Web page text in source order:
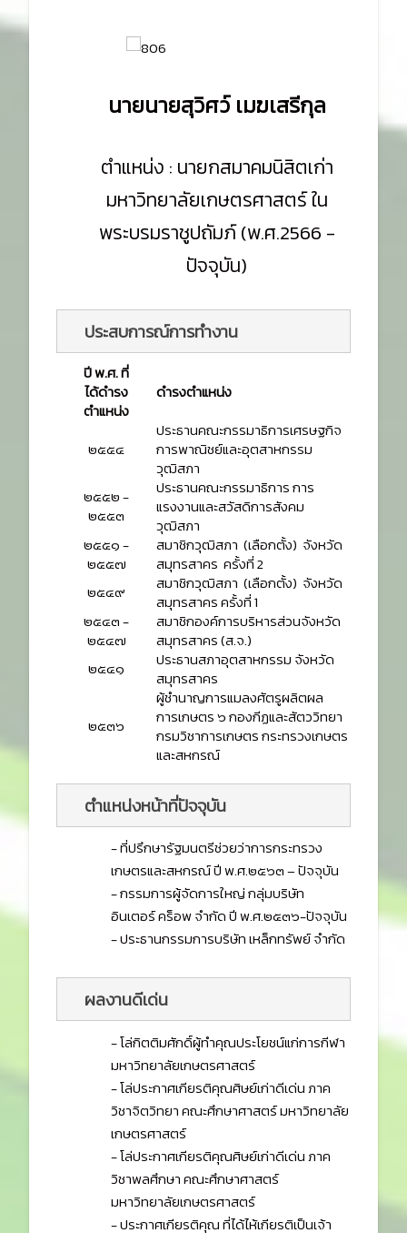
นายนายสุวิศว์ เมฆเสรีกุล
ตำแหน่ง : นายกสมาคมนิสิตเก่า
มหาวิทยาลัยเกษตรศาสตร์ ใน
พระบรมราชูปถัมภ์ (พ.ศ.2566 -
ปัจจุบัน)
ประสบการณ์การทำงาน
ปี พ.ศ. ที่
ได้ดำรง
ตำแหน่ง
ดำรงตำแหน่ง
๒๕๕๔
ประธานคณะกรรมาธิการเศรษฐกิจ
การพาณิชย์และอุตสาหกรรม
วุฒิสภา
๒๕๕๒ -
๒๕๕๓
ประธานคณะกรรมาธิการ การ
แรงงานและสวัสดิการสังคม
วุฒิสภา
๒๕๕๑ -
๒๕๕๗
สมาชิกวุฒิสภา (เลือกตั้ง) จังหวัด
สมุทรสาคร ครั้งที่ 2
๒๕๔๙
สมาชิกวุฒิสภา (เลือกตั้ง) จังหวัด
สมุทรสาคร ครั้งที่ 1
๒๕๔๓ -
๒๕๔๗
สมาชิกองค์การบริหารส่วนจังหวัด
สมุทรสาคร (ส.จ.)
๒๕๔๑
ประธานสภาอุตสาหกรรม จังหวัด
สมุทรสาคร
๒๕๓๖
ผู้ชำนาญการแมลงศัตรูผลิตผล
การเกษตร ๖ กองกีฏและสัตววิทยา
กรมวิชาการเกษตร กระทรวงเกษตร
และสหกรณ์
ตำแหน่งหน้าที่ปัจจุบัน
- ที่ปรึกษารัฐมนตรีช่วยว่าการกระทรวง
เกษตรและสหกรณ์ ปี พ.ศ.๒๕๖๓ – ปัจจุบัน
- กรรมการผู้จัดการใหญ่ กลุ่มบริษัท
อินเตอร์ คร็อพ จำกัด ปี พ.ศ.๒๕๓๖-ปัจจุบัน
- ประธานกรรมการบริษัท เหล็กทรัพย์ จำกัด
ผลงานดีเด่น
- โล่กิตติมศักดิ์ผู้ทำคุณประโยชน์แก่การกีฬา
มหาวิทยาลัยเกษตรศาสตร์
- โล่ประกาศเกียรติคุณศิษย์เก่าดีเด่น ภาค
วิชาจิตวิทยา คณะศึกษาศาสตร์ มหาวิทยาลัย
เกษตรศาสตร์
- โล่ประกาศเกียรติคุณศิษย์เก่าดีเด่น ภาค
วิชาพลศึกษา คณะศึกษาศาสตร์
มหาวิทยาลัยเกษตรศาสตร์
- ประกาศเกียรติคุณ ที่ได้ไห้เกียรติเป็นเจ้า